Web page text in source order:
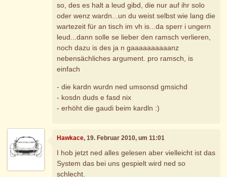
so, des es halt a leud gibd, die nur auf ihr solo
oder wenz wardn...un du weist selbst wie lang die
wartezeit für an tisch im vh is...da sperr i ungern
leud...dann solle se lieber den ramsch verlieren,
noch dazu is des ja n gaaaaaaaaaanz
nebensächliches argument. pro ramsch, is
einfach
- die kardn wurdn ned umsonsd gmsichd
- kosdn duds e fasd nix
- erhöht die gaudi beim kardln :)
Hawkace, 19. Februar 2010, um 11:01
I hob jetzt ned alles gelesen aber vielleicht ist das
System das bei uns gespielt wird ned so
schlecht.